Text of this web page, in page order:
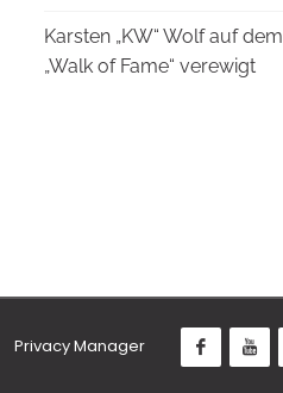
Karsten „KW“ Wolf auf dem
„Walk of Fame“ verewigt
Privacy Manager